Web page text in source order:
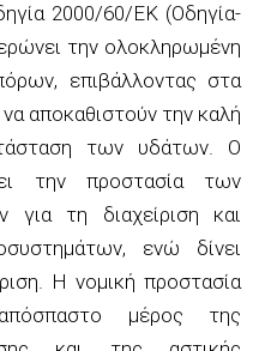
2000/60/ΕΚ (Οδηγία-
την ολοκληρωμένη
επιβάλλοντας στα
αποκαθιστούν την καλή
των υδάτων. Ο
την προστασία των
τη διαχείριση και
ενώ δίνει
Η νομική προστασία
μέρος της